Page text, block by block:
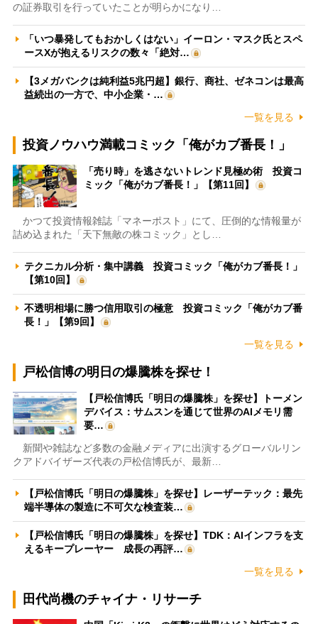
の証券取引を行っていたことが明らかになり…
「いつ暴発してもおかしくはない」イーロン・マスク氏とスペ
ースXが抱えるリスクの数々「絶対…
【3メガバンクは純利益5兆円超】銀行、商社、ゼネコンは最高
益続出の一方で、中小企業・…
一覧を見る
投資ノウハウ満載コミック「俺がカブ番長！」
「売り時」を逃さないトレンド見極め術 投資コ
ミック「俺がカブ番長！」【第11回】
かつて投資情報雑誌「マネーポスト」にて、圧倒的な情報量が
詰め込まれた「天下無敵の株コミック」とし…
テクニカル分析・集中講義 投資コミック「俺がカブ番長！」
【第10回】
不透明相場に勝つ信用取引の極意 投資コミック「俺がカブ番
長！」【第9回】
一覧を見る
戸松信博の明日の爆騰株を探せ！
【戸松信博氏「明日の爆騰株」を探せ】トーメン
デバイス：サムスンを通じて世界のAIメモリ需
要…
新聞や雑誌など多数の金融メディアに出演するグローバルリン
クアドバイザーズ代表の戸松信博氏が、最新…
【戸松信博氏「明日の爆騰株」を探せ】レーザーテック：最先
端半導体の製造に不可欠な検査装…
【戸松信博氏「明日の爆騰株」を探せ】TDK：AIインフラを支
えるキープレーヤー 成長の再評…
一覧を見る
田代尚機のチャイナ・リサーチ